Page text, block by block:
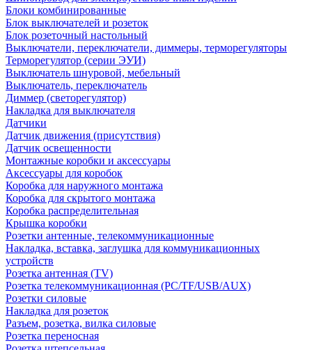
Блоки комбинированные
Блок выключателей и розеток
Блок розеточный настольный
Выключатели, переключатели, диммеры, терморегуляторы
Терморегулятор (серии ЭУИ)
Выключатель шнуровой, мебельный
Выключатель, переключатель
Диммер (светорегулятор)
Накладка для выключателя
Датчики
Датчик движения (присутствия)
Датчик освещенности
Монтажные коробки и аксессуары
Аксессуары для коробок
Коробка для наружного монтажа
Коробка для скрытого монтажа
Коробка распределительная
Крышка коробки
Розетки антенные, телекоммуникационные
Накладка, вставка, заглушка для коммуникационных
устройств
Розетка антенная (TV)
Розетка телекоммуникационная (PC/TF/USB/AUX)
Розетки силовые
Накладка для розеток
Разъем, розетка, вилка силовые
Розетка переносная